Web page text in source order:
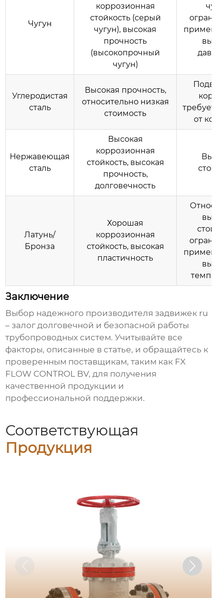
Чугун
коррозионная
стойкость (серый
чугун), высокая
прочность
(высокопрочный
чугун)
Углеродистая
сталь
Высокая прочность,
относительно низкая
стоимость
от
Нержавеющая
сталь
Высокая
коррозионная
стойкость, высокая
прочность,
долговечность
Латунь/
Бронза
Хорошая
коррозионная
стойкость, высокая
пластичность
Заключение
Выбор надежного производителязадвижек ru
– залог долговечной и безопасной работы
трубопроводных систем. Учитывайте все
факторы, описанные в статье, и обращайтесь к
проверенным поставщикам, таким как FX
FLOW CONTROL BV, для получения
качественной продукции и
профессиональной поддержки.
Соответствующая
Продукция